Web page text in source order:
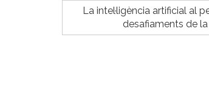
La intel·ligència artificial al
desafiaments de